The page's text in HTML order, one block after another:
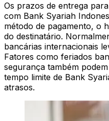
Os prazos de entrega
com Bank Syariah
método de pagamento, o
do destinatário.
bancárias internacionais
Fatores como feriados
segurança também
tempo limite de Bank
atrasos.